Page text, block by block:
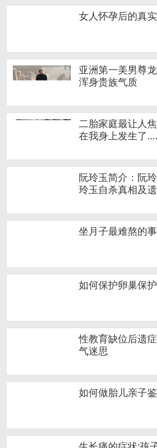
女人怀孕后的真
亚洲第一美男尊
浑身贵族气质
二胎家庭最让人
在我身上发生了
阮玲玉简介：阮
玲玉自杀真相及
坐月子最难熬的
如何保护卵巢保
性教育缺位后遗
气迷思
如何做胎儿亲子